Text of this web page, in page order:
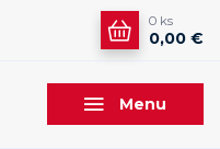
Menu
0 ks
0,00 €